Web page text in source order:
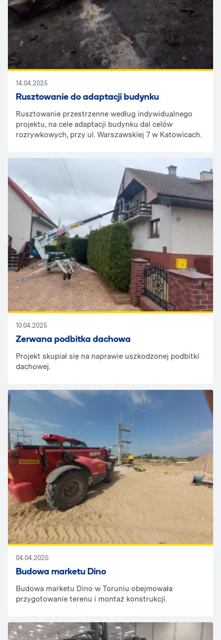
14.04.2025
Rusztowanie do adaptacji budynku
Rusztowanie przestrzenne według indywidualnego
projektu, na cele adaptacji budynku dal celów
rozrywkowych, przy ul. Warszawskiej 7 w Katowicach.
10.04.2025
Zerwana podbitka dachowa
Projekt skupiał się na naprawie uszkodzonej podbitki
dachowej.
04.04.2025
Budowa marketu Dino
Budowa marketu Dino w Toruniu obejmowała
przygotowanie terenu i montaż konstrukcji.